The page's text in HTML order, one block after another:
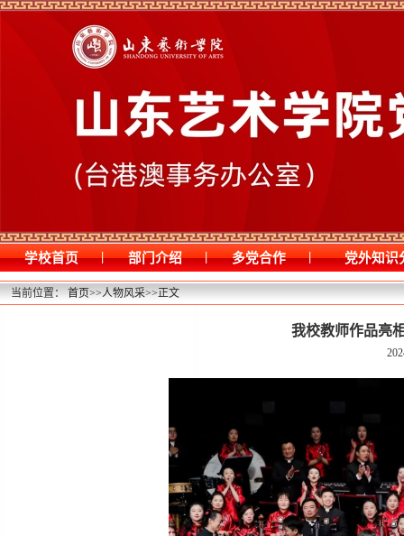
学校首页 | 部门介绍 | 多党合作 | 党外知识
当前位置：首页>>人物风采>>正文
我校教师作品亮